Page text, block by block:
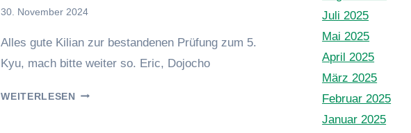
Von
30. November 2024
Alles gute Kilian zur bestandenen Prüfung zum 5.
Kyu, mach bitte weiter so. Eric, Dojocho
WEITERLESENERFOLGREICHE
Juli 2025
Mai 2025
April 2025
März 2025
Februar 2025
Januar 2025